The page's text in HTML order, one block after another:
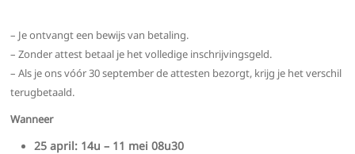
– Je ontvangt een bewijs van betaling.
– Zonder attest betaal je het volledige inschrijvingsgeld.
– Als je ons vóór 30 september de attesten bezorgt, krijg je het verschil
terugbetaald.
Wanneer
25 april: 14u – 11 mei 08u30